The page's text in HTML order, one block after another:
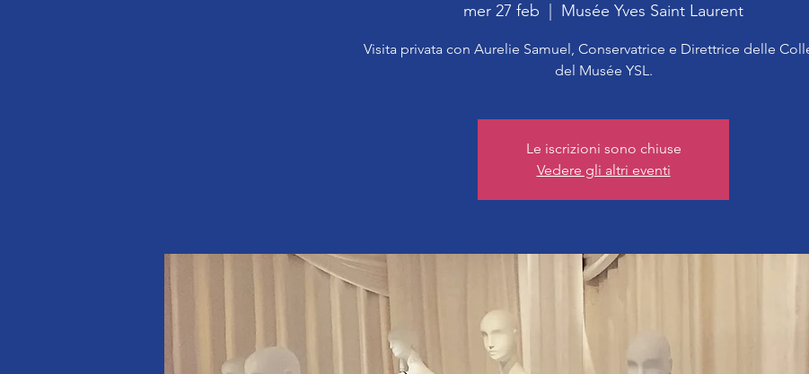
mer 27 feb Musée Yves Saint Laurent
Visita privata con Aurelie Samuel, Conservatrice e Direttrice delle
del Musée YSL.
Le iscrizioni sono chiuse
Vedere gli altri eventi